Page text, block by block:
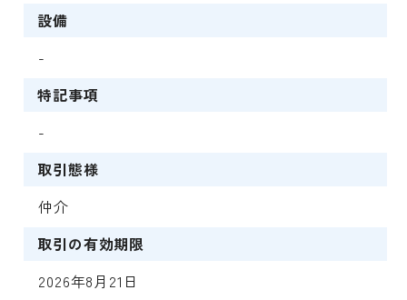
設備
-
特記事項
-
取引態様
仲介
取引の有効期限
2026年8月21日